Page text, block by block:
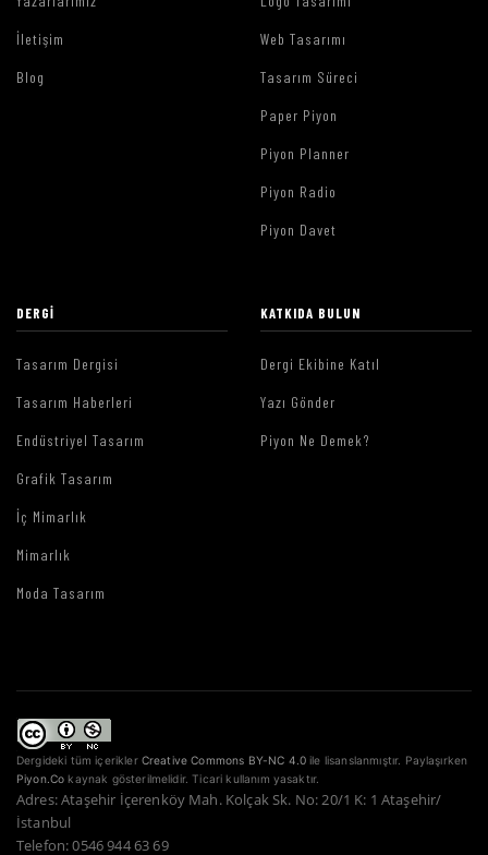
İletişim
Blog
Web Tasarımı
Tasarım Süreci
Paper Piyon
Piyon Planner
Piyon Radio
Piyon Davet
DERGI
Tasarım Dergisi
Tasarım Haberleri
Endüstriyel Tasarım
Grafik Tasarım
İç Mimarlık
Mimarlık
Moda Tasarım
KATKIDA BULUN
Dergi Ekibine Katıl
Yazı Gönder
Piyon Ne Demek?
Dergideki tüm içerikler Creative Commons BY-NC 4.0 ile lisanslanmıştır. Paylaşırken
Piyon.Co kaynak gösterilmelidir. Ticari kullanım yasaktır.
Adres: Ataşehir İçerenköy Mah. Kolçak Sk. No: 20/1 K: 1 Ataşehir/
İstanbul
Telefon: 0546 944 63 69